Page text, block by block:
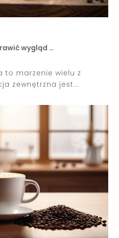
wygląd …
to marzenie wielu z
zewnętrzna jest...